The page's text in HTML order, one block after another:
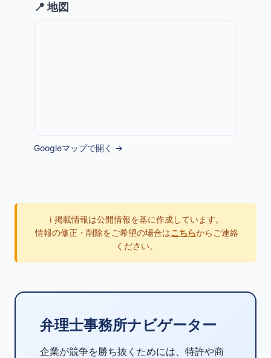
📍 地図
Googleマップで開く →
ℹ️ 掲載情報は公開情報を基に作成しています。
情報の修正・削除をご希望の場合はこちらからご連絡
ください。
弁理士事務所ナビゲーター
企業が競争を勝ち抜くためには、特許や商